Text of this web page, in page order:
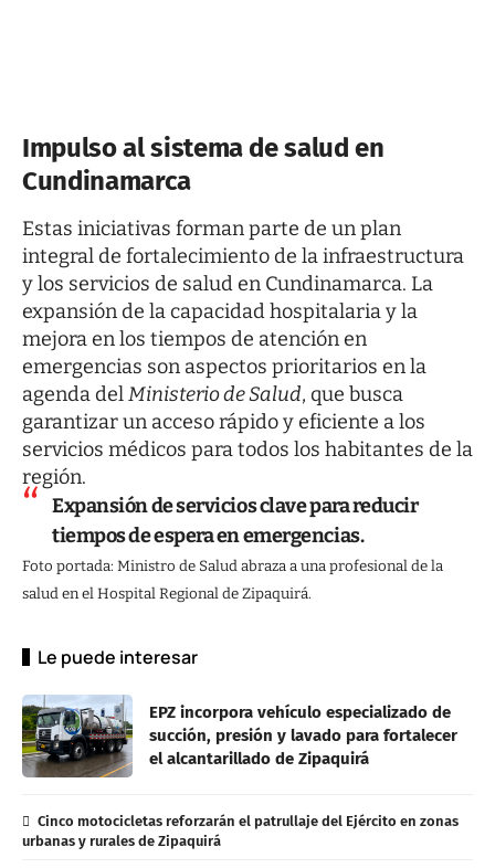
Impulso al sistema de salud en
Cundinamarca
Estas iniciativas forman parte de un plan
integral de fortalecimiento de la infraestructura
y los servicios de salud en Cundinamarca. La
expansión de la capacidad hospitalaria y la
mejora en los tiempos de atención en
emergencias son aspectos prioritarios en la
agenda delMinisterio de Salud, que busca
garantizar un acceso rápido y eficiente a los
servicios médicos para todos los habitantes de la
región.
Expansión de servicios clave para reducir
tiempos de espera en emergencias.
Foto portada: Ministro de Salud abraza a una profesional de la
salud en el Hospital Regional de Zipaquirá.
Le puede interesar
EPZ incorpora vehículo especializado de
succión, presión y lavado para fortalecer
el alcantarillado de Zipaquirá
Cinco motocicletas reforzarán el patrullaje del Ejército en zonas
urbanas y rurales de Zipaquirá